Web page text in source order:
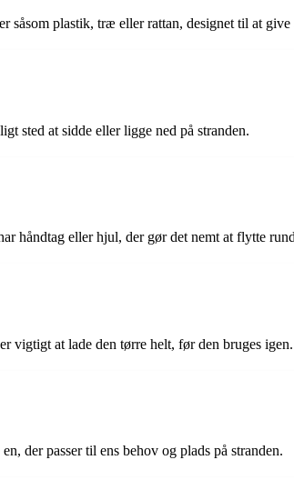
såsom plastik, træ eller rattan, designet til at
sted at sidde eller ligge ned på stranden.
håndtag eller hjul, der gør det nemt at flytte
vigtigt at lade den tørre helt, før den bruges igen.
der passer til ens behov og plads på stranden.